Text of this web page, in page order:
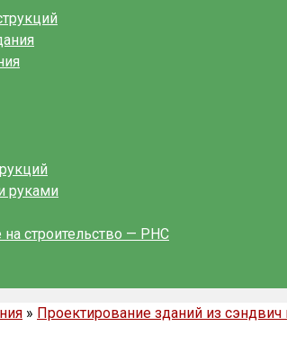
руками
строительство — РНС
» Проектирование зданий из сэндвич